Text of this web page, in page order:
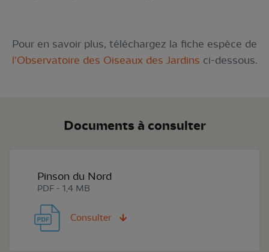
Pour en savoir plus, téléchargez la fiche espèce de
l'Observatoire des Oiseaux des Jardins ci-dessous.
Documents à consulter
Pinson du Nord
PDF - 1,4 MB
Consulter